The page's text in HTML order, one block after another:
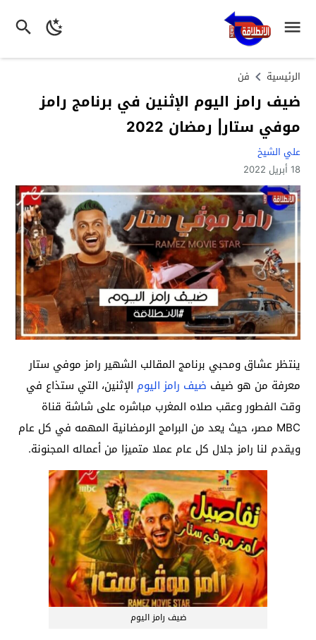
الرئيسية فن
ضيف رامز اليوم الإثنين في برنامج رامز
موفي ستار| رمضان 2022
علي الشيخ
18 أبريل 2022
ينتظر عشاق ومحبي برنامج المقالب الشهير رامز موفي ستار
معرفة من هو ضيف ضيف رامز اليوم الإثنين، التي ستذاع في
وقت الفطور وعقب صلاه المغرب مباشره على شاشة قناة
MBC مصر، حيث يعد من البرامج الرمضانية المهمه في كل عام
ويقدم لنا رامز جلال كل عام عملا متميزا من أعماله المجنونة.
ضيف رامز اليوم